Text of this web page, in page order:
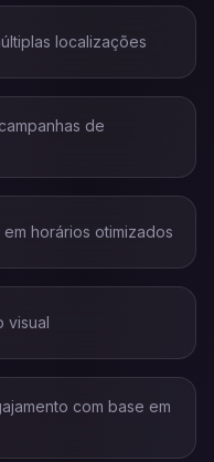
localizações
de
horários otimizados
visual
com base em